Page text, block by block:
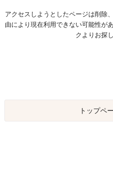
アクセスしようとしたページは削除
由により現在利用できない可能性が
クよりお探
トップペ